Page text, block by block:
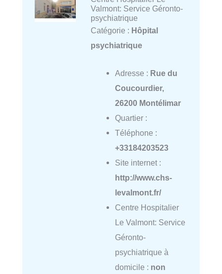
Valmont: Service Géronto-
psychiatrique
Catégorie : Hôpital
psychiatrique
Adresse : Rue du
Coucourdier,
26200 Montélimar
Quartier :
Téléphone :
+33184203523
Site internet :
http://www.chs-
levalmont.fr/
Centre Hospitalier
Le Valmont: Service
Géronto-
psychiatrique à
domicile : non